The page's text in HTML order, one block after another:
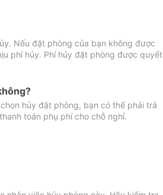
Nếu đặt phòng của bạn không được
phí hủy. Phí hủy đặt phòng được quyết
hủy đặt phòng, bạn có thể phải trả
toán phụ phí cho chỗ nghỉ.